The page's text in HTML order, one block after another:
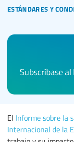
estándares y
Subscríbase
El Informe sobre la
Internacional de la